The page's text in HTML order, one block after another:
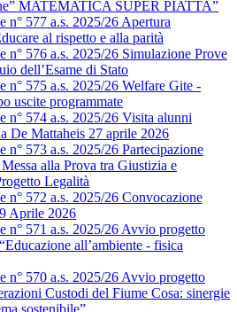
MATEMATICA SUPER PIATTA”
n° 577 a.s. 2025/26 Apertura
al rispetto e alla parità
n° 576 a.s. 2025/26 Simulazione Prove
dell’Esame di Stato
n° 575 a.s. 2025/26 Welfare Gite -
uscite programmate
n° 574 a.s. 2025/26 Visita alunni
De Mattaheis 27 aprile 2026
n° 573 a.s. 2025/26 Partecipazione
alla Prova tra Giustizia e
Legalità
n° 572 a.s. 2025/26 Convocazione
Aprile 2026
n° 571 a.s. 2025/26 Avvio progetto
all’ambiente - fisica
n° 570 a.s. 2025/26 Avvio progetto
Custodi del Fiume Cosa: sinergie